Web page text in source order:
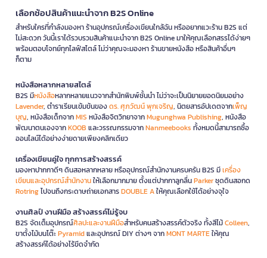
เลือกช้อปสินค้าแนะนำจาก B2S Online
สำหรับใครที่กำลังมองหา ร้านอุปกรณ์เครื่องเขียนใกล้ฉัน หรืออยากแวะร้าน B2S แต่
ไม่สะดวก วันนี้เราได้รวบรวมสินค้าแนะนำจาก B2S Online มาให้คุณเลือกสรรได้ง่ายๆ
พร้อมตอบโจทย์ทุกไลฟ์สไตล์ ไม่ว่าคุณจะมองหา ร้านขายหนังสือ หรือสินค้าอื่นๆ
ก็ตาม
หนังสือหลากหลายสไตล์
B2S มีหนังสือหลากหลายแนวจากสำนักพิมพ์ชั้นนำ ไม่ว่าจะเป็นนิยายยอดนิยมอย่าง
Lavender, ตำราเรียนเข้มข้นของดร. ศุภวัฒน์ พุกเจริญ, นิตยสารอัปเดตจากเพ็ญ
บุญ, หนังสือเด็กจากMIS หนังสือจิตวิทยาจากMugunghwa Publishing, หนังสือ
พัฒนาตนเองจากKOOB และวรรณกรรมจากNanmeebooks ทั้งหมดนี้สามารถซื้อ
ออนไลน์ได้อย่างง่ายดายเพียงคลิกเดียว
เครื่องเขียนคู่ใจ ทุกการสร้างสรรค์
มองหาปากกาดีๆ ดินสอหลากหลาย หรืออุปกรณ์สำนักงานครบครัน B2S มีเครื่อง
เขียนและอุปกรณ์สำนักงานให้เลือกมากมาย ตั้งแต่ปากกาลูกลื่นParkerชุดดินสอกด
Rotringไปจนถึงกระดาษถ่ายเอกสารDOUBLE Aให้คุณเลือกใช้ได้อย่างจุใจ
งานศิลป์ งานฝีมือ สร้างสรรค์ไม่รู้จบ
B2S จัดเต็มอุปกรณ์ศิลปะและงานฝีมือสำหรับคนสร้างสรรค์ตัวจริง ทั้งสีไม้Colleen,
ขาตั้งไม้บนโต๊ะPyramidและอุปกรณ์ DIY ต่างๆ จากMONT MARTEให้คุณ
สร้างสรรค์ได้อย่างไร้ขีดจำกัด